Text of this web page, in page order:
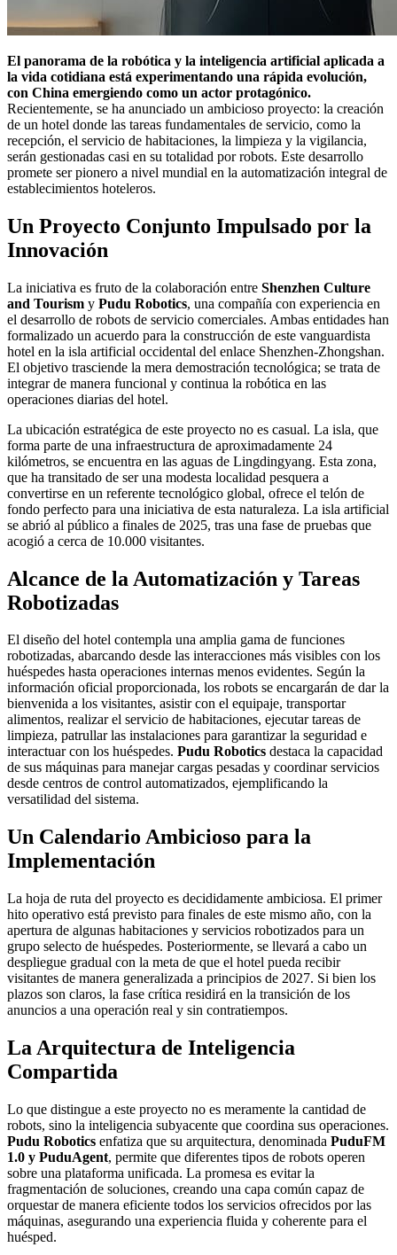
El panorama de la robótica y la inteligencia artificial aplicada a
la vida cotidiana está experimentando una rápida evolución,
con China emergiendo como un actor protagónico.
Recientemente, se ha anunciado un ambicioso proyecto: la creación
de un hotel donde las tareas fundamentales de servicio, como la
recepción, el servicio de habitaciones, la limpieza y la vigilancia,
serán gestionadas casi en su totalidad por robots. Este desarrollo
promete ser pionero a nivel mundial en la automatización integral de
establecimientos hoteleros.
Un Proyecto Conjunto Impulsado por la
Innovación
La iniciativa es fruto de la colaboración entre Shenzhen Culture
and Tourism y Pudu Robotics, una compañía con experiencia en
el desarrollo de robots de servicio comerciales. Ambas entidades han
formalizado un acuerdo para la construcción de este vanguardista
hotel en la isla artificial occidental del enlace Shenzhen-Zhongshan.
El objetivo trasciende la mera demostración tecnológica; se trata de
integrar de manera funcional y continua la robótica en las
operaciones diarias del hotel.
La ubicación estratégica de este proyecto no es casual. La isla, que
forma parte de una infraestructura de aproximadamente 24
kilómetros, se encuentra en las aguas de Lingdingyang. Esta zona,
que ha transitado de ser una modesta localidad pesquera a
convertirse en un referente tecnológico global, ofrece el telón de
fondo perfecto para una iniciativa de esta naturaleza. La isla artificial
se abrió al público a finales de 2025, tras una fase de pruebas que
acogió a cerca de 10.000 visitantes.
Alcance de la Automatización y Tareas
Robotizadas
El diseño del hotel contempla una amplia gama de funciones
robotizadas, abarcando desde las interacciones más visibles con los
huéspedes hasta operaciones internas menos evidentes. Según la
información oficial proporcionada, los robots se encargarán de dar la
bienvenida a los visitantes, asistir con el equipaje, transportar
alimentos, realizar el servicio de habitaciones, ejecutar tareas de
limpieza, patrullar las instalaciones para garantizar la seguridad e
interactuar con los huéspedes. Pudu Robotics destaca la capacidad
de sus máquinas para manejar cargas pesadas y coordinar servicios
desde centros de control automatizados, ejemplificando la
versatilidad del sistema.
Un Calendario Ambicioso para la
Implementación
La hoja de ruta del proyecto es decididamente ambiciosa. El primer
hito operativo está previsto para finales de este mismo año, con la
apertura de algunas habitaciones y servicios robotizados para un
grupo selecto de huéspedes. Posteriormente, se llevará a cabo un
despliegue gradual con la meta de que el hotel pueda recibir
visitantes de manera generalizada a principios de 2027. Si bien los
plazos son claros, la fase crítica residirá en la transición de los
anuncios a una operación real y sin contratiempos.
La Arquitectura de Inteligencia
Compartida
Lo que distingue a este proyecto no es meramente la cantidad de
robots, sino la inteligencia subyacente que coordina sus operaciones.
Pudu Robotics enfatiza que su arquitectura, denominada PuduFM
1.0 y PuduAgent, permite que diferentes tipos de robots operen
sobre una plataforma unificada. La promesa es evitar la
fragmentación de soluciones, creando una capa común capaz de
orquestar de manera eficiente todos los servicios ofrecidos por las
máquinas, asegurando una experiencia fluida y coherente para el
huésped.